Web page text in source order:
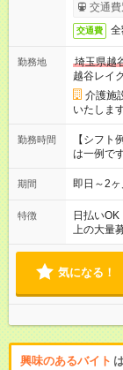
交通費
交通費
勤務地
埼玉県越
越谷レイ
介護施
いたしま
勤務時間
【シフト
は一例で
期間 即日～2
特徴 日払いOK
上の大量
気になる！
興味のあるバイト